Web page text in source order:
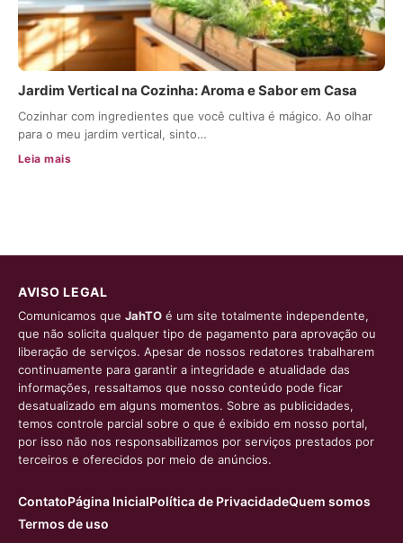
Jardim Vertical na Cozinha: Aroma e Sabor em Casa
Cozinhar com ingredientes que você cultiva é mágico. Ao olhar
para o meu jardim vertical, sinto…
Leia mais
AVISO LEGAL
Comunicamos que JahTO é um site totalmente independente,
que não solicita qualquer tipo de pagamento para aprovação ou
liberação de serviços. Apesar de nossos redatores trabalharem
continuamente para garantir a integridade e atualidade das
informações, ressaltamos que nosso conteúdo pode ficar
desatualizado em alguns momentos. Sobre as publicidades,
temos controle parcial sobre o que é exibido em nosso portal,
por isso não nos responsabilizamos por serviços prestados por
terceiros e oferecidos por meio de anúncios.
ContatoPágina InicialPolítica de PrivacidadeQuem somos
Termos de uso